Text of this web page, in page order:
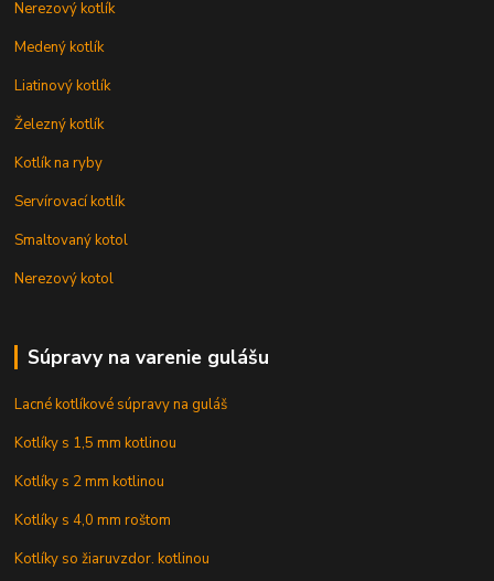
Nerezový kotlík
Medený kotlík
Liatinový kotlík
Železný kotlík
Kotlík na ryby
Servírovací kotlík
Smaltovaný kotol
Nerezový kotol
Súpravy na varenie gulášu
Lacné kotlíkové súpravy na guláš
Kotlíky s 1,5 mm kotlinou
Kotlíky s 2 mm kotlinou
Kotlíky s 4,0 mm roštom
Kotlíky so žiaruvzdor. kotlinou